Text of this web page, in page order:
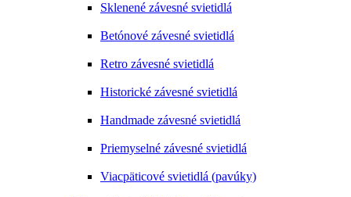
Sklenené závesné svietidlá
Betónové závesné svietidlá
Retro závesné svietidlá
Historické závesné svietidlá
Handmade závesné svietidlá
Priemyselné závesné svietidlá
Viacpäticové svietidlá (pavúky)